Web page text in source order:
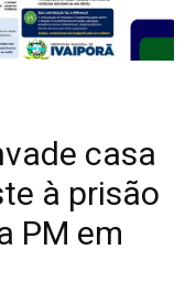
casa
à prisão
PM em